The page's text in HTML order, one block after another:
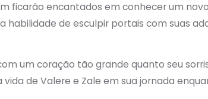
ficarão encantados em conhecer um
de esculpir portais com suas
um coração tão grande quanto seu
de Valere e Zale em sua jornada